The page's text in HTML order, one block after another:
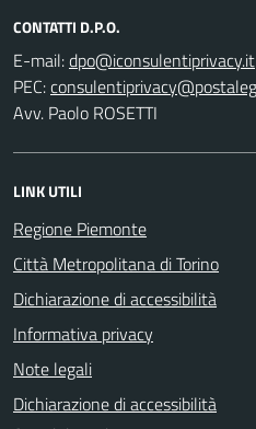
CONTATTI D.P.O.
E-mail:
PEC:
Avv. Paolo ROSETTI
LINK UTILI
Regione Piemonte
Città Metropolitana di Torino
Dichiarazione di accessibilità
Informativa privacy
Note legali
Dichiarazione di accessibilità